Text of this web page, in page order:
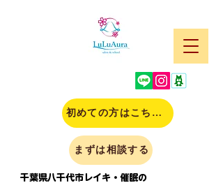
千葉県八千代市レイキ・催眠の
初めての方はこちら(申込)
まずは相談する